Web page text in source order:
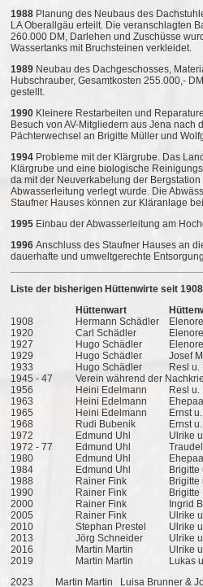
1988 Planung des Neubaus des
LA Oberallgäu erteilt. Die veranschlagten
260.000 DM, Darlehen und Zuschüsse
Wassertanks mit Bruchsteinen verkleidet.
1989 Neubau des Dachgeschosses,
Hubschrauber, Gesamtkosten 255.000,-
gestellt.
1990 Kleinere Restarbeiten und
Besuch von AV-Mitgliedern aus Jena nach
Pächterwechsel an Brigitte Müller und
1994 Probleme mit der Klärgrube. Das
Klärgrube und eine biologische
da mit der Neuverkabelung der
Abwasserleitung verlegt wurde. Die
Staufner Hauses können zur Kläranlage
1995 Einbau der Abwasserleitung am
1996 Anschluss des Staufner Hauses an
dauerhafte und umweltgerechte
Liste der bisherigen Hüttenwirte seit 1908
Hüttenwart
1908
Hermann Schädler
1920
Carl Schädler
1927
Hugo Schädler
1929
Hugo Schädler
Josef
1933
Hugo Schädler
Resl u.
1945 - 47
Verein während der
1956
Heini Edelmann
Resl u.
1963
Heini Edelmann
1965
Heini Edelmann
Ernst
1968
Rudi Bubenik
Ernst
1972
Edmund Uhl
Ulrike
1972 - 77
Edmund Uhl
1980
Edmund Uhl
1984
Edmund Uhl
Brigitte
1988
Rainer Fink
Brigitte
1990
Rainer Fink
2000
Rainer Fink
Ingrid
2005
Rainer Fink
Ulrike
2010
Stephan Prestel
Ulrike
2013
Jörg Schneider
Ulrike
2016
Martin Martin
Ulrike
2019
Martin Martin
Lukas
2023 Martin Martin Luisa Brunner &